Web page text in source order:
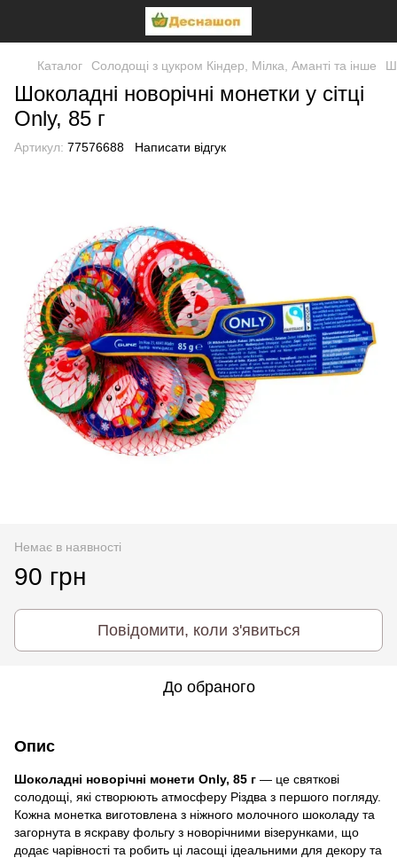
Каталог Солодощі з цукром Кіндер, Мілка, Аманті та інше
Шоколадні новорічні монетки у сітці
Only, 85 г
Артикул: 77576688 Написати відгук
Немає в наявності
90 грн
Повідомити, коли з'явиться
До обраного
Опис
Шоколадні новорічні монети Only, 85 г — це святкові
солодощі, які створюють атмосферу Різдва з першого погляду.
Кожна монетка виготовлена з ніжного молочного шоколаду та
загорнута в яскраву фольгу з новорічними візерунками, що
додає чарівності та робить ці ласощі ідеальними для декору та